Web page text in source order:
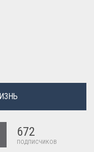
672
ПОДПИСЧИКОВ